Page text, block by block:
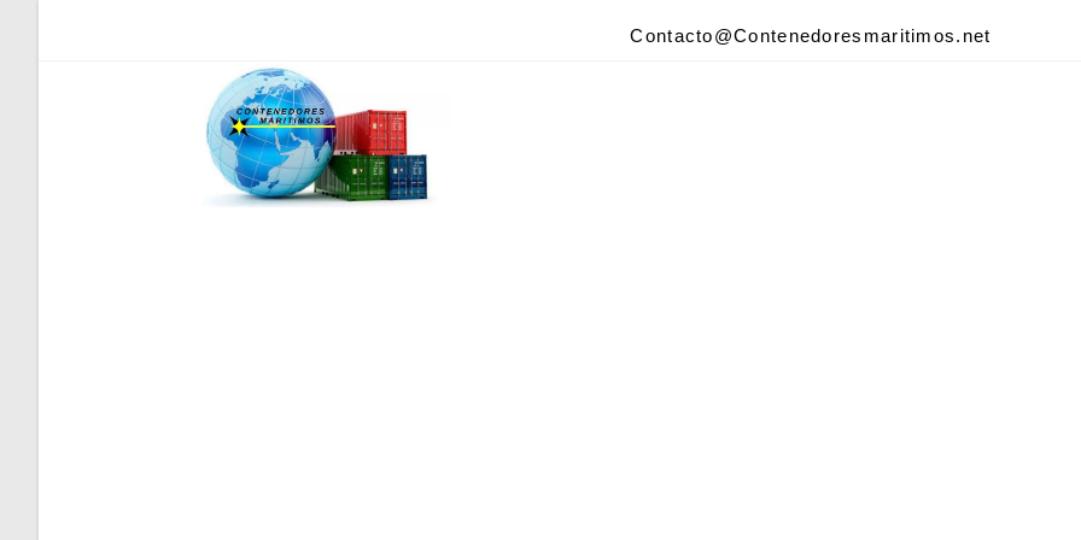
Contacto@Contenedoresmaritimos.net